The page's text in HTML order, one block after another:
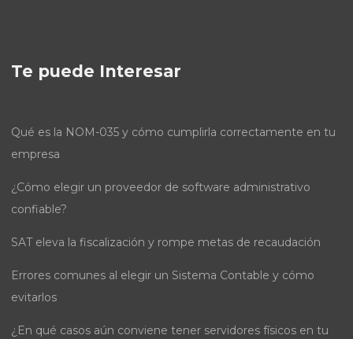
Te puede Interesar
Qué es la NOM-035 y cómo cumplirla correctamente en tu
empresa
¿Cómo elegir un proveedor de software administrativo
confiable?
SAT eleva la fiscalización y rompe metas de recaudación
Errores comunes al elegir un Sistema Contable y cómo
evitarlos
¿En qué casos aún conviene tener servidores físicos en tu